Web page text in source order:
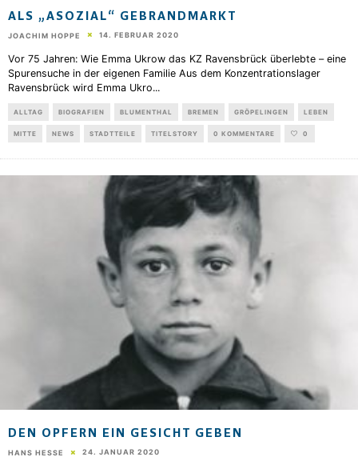
ALS „ASOZIAL“ GEBRANDMARKT
JOACHIM HOPPE 14. FEBRUAR 2020
Vor 75 Jahren: Wie Emma Ukrow das KZ Ravensbrück überlebte – eine
Spurensuche in der eigenen Familie Aus dem Konzentrationslager
Ravensbrück wird Emma Ukro...
ALLTAG BIOGRAFIEN BLUMENTHAL BREMEN GRÖPELINGEN LEBEN
MITTE NEWS STADTTEILE TITELSTORY 0 KOMMENTARE 0
DEN OPFERN EIN GESICHT GEBEN
HANS HESSE 24. JANUAR 2020